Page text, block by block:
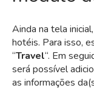
Ainda na tela
hotéis. Para isso,
“Travel“. Em
será possível
as informações